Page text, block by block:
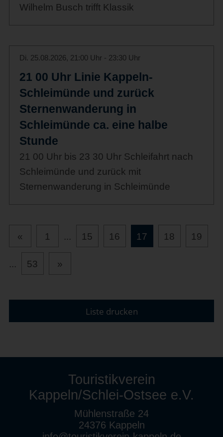
Wilhelm Busch trifft Klassik
Di. 25.08.2026, 21:00 Uhr - 23:30 Uhr
21 00 Uhr Linie Kappeln-
Schleimünde und zurück
Sternenwanderung in
Schleimünde ca. eine halbe
Stunde
21 00 Uhr bis 23 30 Uhr Schleifahrt nach
Schleimünde und zurück mit
Sternenwanderung in Schleimünde
« 1 ... 15 16 17 18 19
... 53 »
Liste drucken
Touristikverein
Kappeln/Schlei-Ostsee e.V.
Mühlenstraße 24
24376 Kappeln